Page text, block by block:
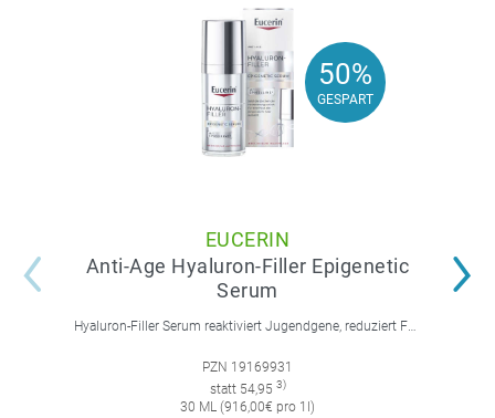
50%
GESPART
50%
GESPART
EUCERIN
Anti-Age Hyaluron-Filler Epigenetic
Serum
Hyaluron-Filler Serum reaktiviert Jugendgene, reduziert Falten und feine Linien, spendet intensive Feuchtigkeit und strafft die Gesichtskonturen.
PZN 19169931
statt 54,95 3)
30 ML (916,00€ pro 1l)